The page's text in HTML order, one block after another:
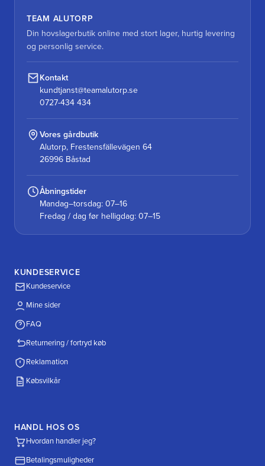
TEAM ALUTORP
Din hovslagerbutik online med stort lager, hurtig levering
og personlig service.
Kontakt
kundtjanst@teamalutorp.se
0727-434 434
Vores gårdbutik
Alutorp, Frestensfällevägen 64
26996 Båstad
Åbningstider
Mandag–torsdag: 07–16
Fredag / dag før helligdag: 07–15
KUNDESERVICE
Kundeservice
Mine sider
FAQ
Returnering / fortryd køb
Reklamation
Købsvilkår
HANDL HOS OS
Hvordan handler jeg?
Betalingsmuligheder